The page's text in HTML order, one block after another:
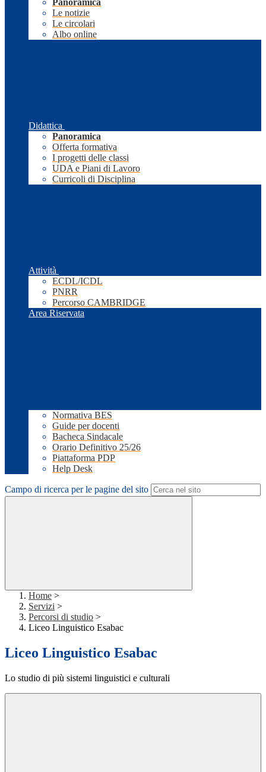
Panoramica
Le notizie
Le circolari
Albo online
Didattica
Panoramica
Offerta formativa
I progetti delle classi
UDA e Piani di Lavoro
Curricoli di Disciplina
Attività
ECDL/ICDL
PNRR
Percorso CAMBRIDGE
Area Riservata
Normativa BES
Guide per docenti
Bacheca Sindacale
Orario Definitivo 25/26
Piattaforma PDP
Help Desk
Campo di ricerca per le pagine del sito
Home >
Servizi >
Percorsi di studio >
Liceo Linguistico Esabac
Liceo Linguistico Esabac
Lo studio di più sistemi linguistici e culturali